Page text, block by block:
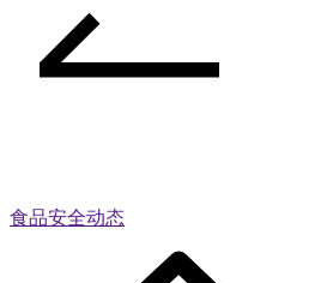
食品安全动态